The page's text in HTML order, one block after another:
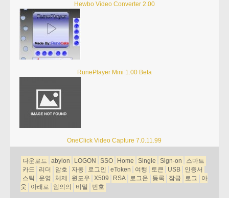
Hewbo Video Converter 2.00
RunePlayer Mini 1.00 Beta
OneClick Video Capture 7.0.11.99
다운로드 abylon LOGON SSO Home Single Sign-on
스마트
카드
리더 암호 자동 로그인 eToken 여행 토큰 USB
인증서
스틱
운영 체제 윈도우 X509 RSA 로그온 등록 잠금 로그
아
웃
아래로 임의의 비밀 번호